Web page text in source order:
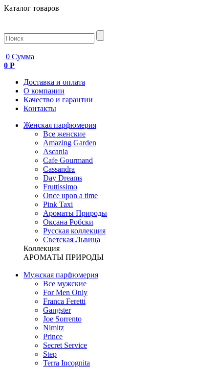
Каталог товаров
0 Сумма
0 Р
Доставка и оплата
О компании
Качество и гарантии
Контакты
Женская парфюмерия
Все женские
Amazing Garden
Ascania
Cafe Gourmand
Cassandra
Day Dreams
Fruttissimo
Once upon a time
Pink Taxi
Ароматы Природы
Оксана Робски
Русская коллекция
Светская Львица
Коллекция
АРОМАТЫ ПРИРОДЫ
Мужская парфюмерия
Все мужские
For Men Only
Franca Feretti
Gangster
Joe Sorrento
Nimitz
Prince
Secret Service
Step
Terra Incognita